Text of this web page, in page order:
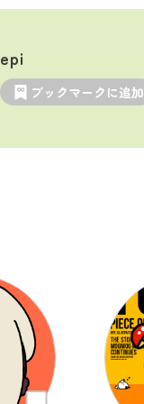
epi
ブックマークに追加